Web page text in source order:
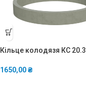
Кільце колодязя КС 20.3
1650,00₴